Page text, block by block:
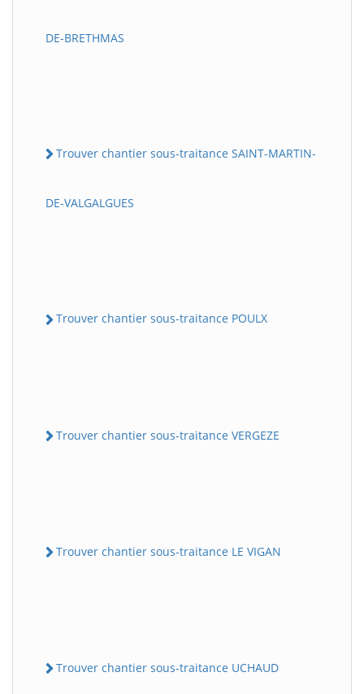
DE-BRETHMAS
Trouver chantier sous-traitance SAINT-MARTIN-
DE-VALGALGUES
Trouver chantier sous-traitance POULX
Trouver chantier sous-traitance VERGEZE
Trouver chantier sous-traitance LE VIGAN
Trouver chantier sous-traitance UCHAUD